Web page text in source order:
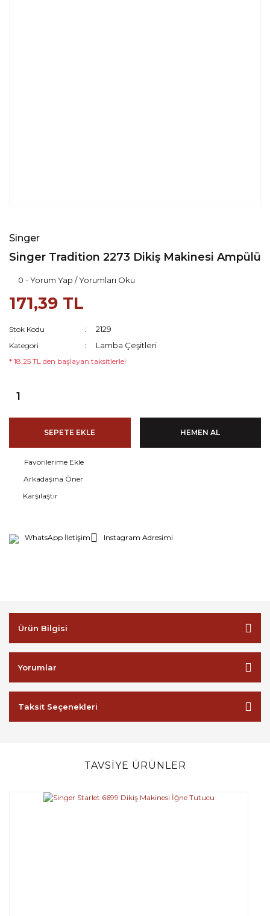
Singer
Singer Tradition 2273 Dikiş Makinesi Ampülü
0 - Yorum Yap / Yorumları Oku
171,39 TL
Stok Kodu 2129
Kategori Lamba Çeşitleri
* 18,25 TL den başlayan taksitlerle!
SEPETE EKLE HEMEN AL
Arkadaşına Öner
Karşılaştır
WhatsApp İletişim Instagram Adresimi
Ürün Bilgisi
Yorumlar
Taksit Seçenekleri
TAVSİYE ÜRÜNLER